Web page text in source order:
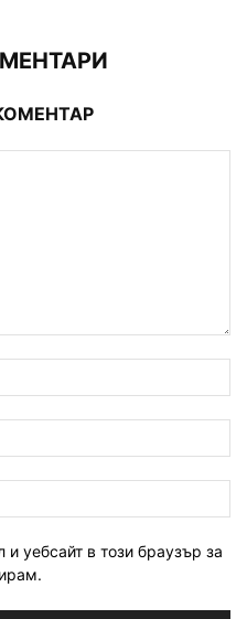
уебсайт в този браузър за